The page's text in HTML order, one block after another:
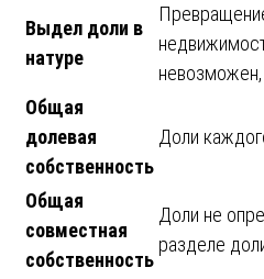
Выдел доли в
натуре
Общая
долевая
собственность
Доли
Общая
совместная
собственность
Доли не
разделе